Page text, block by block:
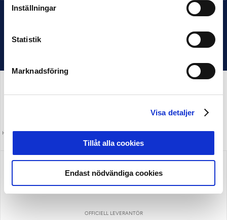
Inställningar
Statistik
Marknadsföring
Visa detaljer
Tillåt alla cookies
Endast nödvändiga cookies
HUVUDPARTNER OCH PRESENTING PARTNER
MEDIAPARTNER
OFFICIELL LEVERANTÖR